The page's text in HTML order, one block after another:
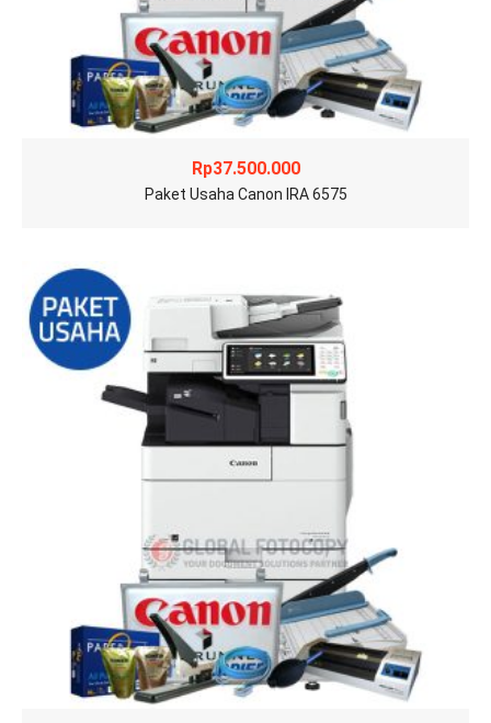
Rp37.500.000
Paket Usaha Canon IRA 6575